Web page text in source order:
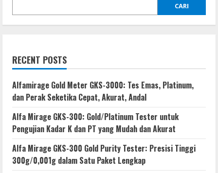
CARI
RECENT POSTS
Alfamirage Gold Meter GKS-3000: Tes Emas, Platinum,
dan Perak Seketika Cepat, Akurat, Andal
Alfa Mirage GKS-300: Gold/Platinum Tester untuk
Pengujian Kadar K dan PT yang Mudah dan Akurat
Alfa Mirage GKS-300 Gold Purity Tester: Presisi Tinggi
300g/0,001g dalam Satu Paket Lengkap